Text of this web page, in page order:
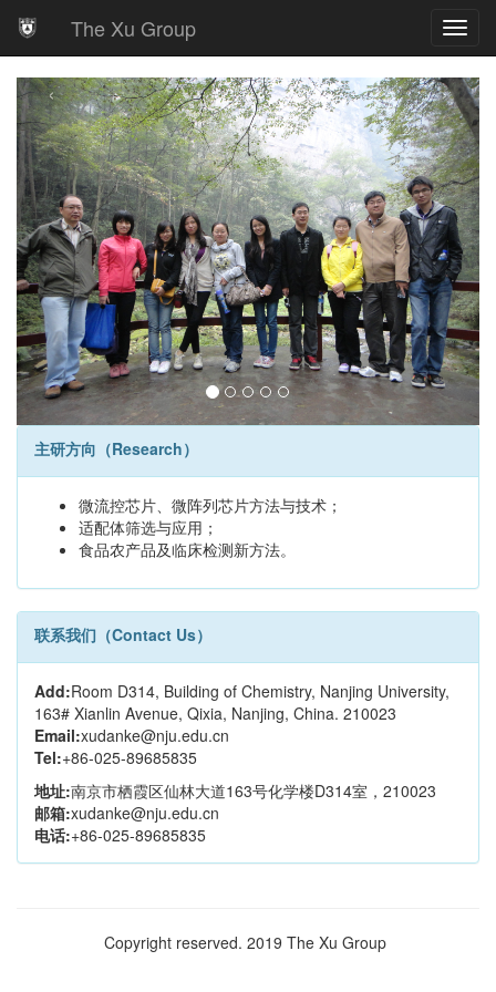
The Xu Group
‹ ›
主研方向（Research）
微流控芯片、微阵列芯片方法与技术；
适配体筛选与应用；
食品农产品及临床检测新方法。
联系我们（Contact Us）
Add:Room D314, Building of Chemistry, Nanjing University,
163# Xianlin Avenue, Qixia, Nanjing, China. 210023
Email:xudanke@nju.edu.cn
Tel:+86-025-89685835
地址:南京市栖霞区仙林大道163号化学楼D314室，210023
邮箱:xudanke@nju.edu.cn
电话:+86-025-89685835
Copyright reserved. 2019 The Xu Group